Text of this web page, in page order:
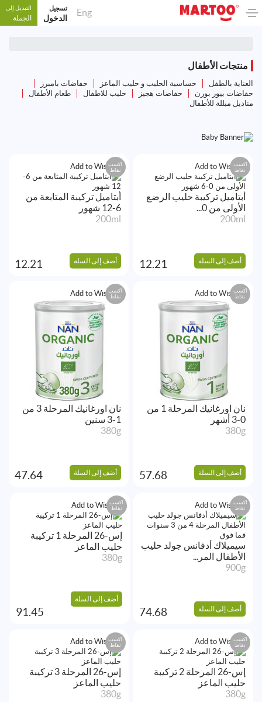
Eng تسجيل
الدخول
التبديل إلى
الجملة
منتجات الأطفال
العناية بالطفل حساسية الحليب و حليب الماعز
حفاضات بامبرز
حفاضات بيور بورن
حفاضات هجيز حليب للاطفال
طعام الأطفال
مناديل مبللة للأطفال
Add to Wishlist
اكسب
نقاط
أبتاميل تركيبة حليب الرضع
الأولى من 0...
200ml
أضف إلى السلة 12.21
Add to Wishlist
اكسب
نقاط
أبتاميل تركيبة المتابعة من
6-12 شهور
200ml
أضف إلى السلة 12.21
Add to Wishlist
اكسب
نقاط
نان اورغانيك المرحلة 1 من
0-3 أشهر
380g
أضف إلى السلة 57.68
Add to Wishlist
اكسب
نقاط
نان اورغانيك المرحلة 3 من
1-3 سنين
380g
أضف إلى السلة 47.64
Add to Wishlist
اكسب
نقاط
سيميلاك أدفانس جولد حليب
الأطفال المر...
900g
أضف إلى السلة 74.68
Add to Wishlist
اكسب
نقاط
إس-26 المرحلة 1 تركيبة
حليب الماعز
380g
أضف إلى السلة
91.45
Add to Wishlist
اكسب
نقاط
إس-26 المرحلة 2 تركيبة
حليب الماعز
380g
Add to Wishlist
اكسب
نقاط
إس-26 المرحلة 3 تركيبة
حليب الماعز
380g